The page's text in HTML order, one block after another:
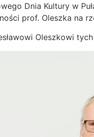
Dnia Kultury w
prof. Oleszka na
Oleszkowi